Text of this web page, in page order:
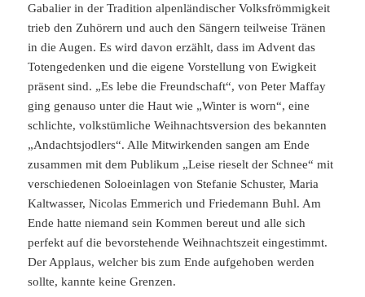
Gabalier in der Tradition alpenländischer Volksfrömmigkeit
trieb den Zuhörern und auch den Sängern teilweise Tränen
in die Augen. Es wird davon erzählt, dass im Advent das
Totengedenken und die eigene Vorstellung von Ewigkeit
präsent sind. „Es lebe die Freundschaft“, von Peter Maffay
ging genauso unter die Haut wie „Winter is worn“, eine
schlichte, volkstümliche Weihnachtsversion des bekannten
„Andachtsjodlers“. Alle Mitwirkenden sangen am Ende
zusammen mit dem Publikum „Leise rieselt der Schnee“ mit
verschiedenen Soloeinlagen von Stefanie Schuster, Maria
Kaltwasser, Nicolas Emmerich und Friedemann Buhl. Am
Ende hatte niemand sein Kommen bereut und alle sich
perfekt auf die bevorstehende Weihnachtszeit eingestimmt.
Der Applaus, welcher bis zum Ende aufgehoben werden
sollte, kannte keine Grenzen.